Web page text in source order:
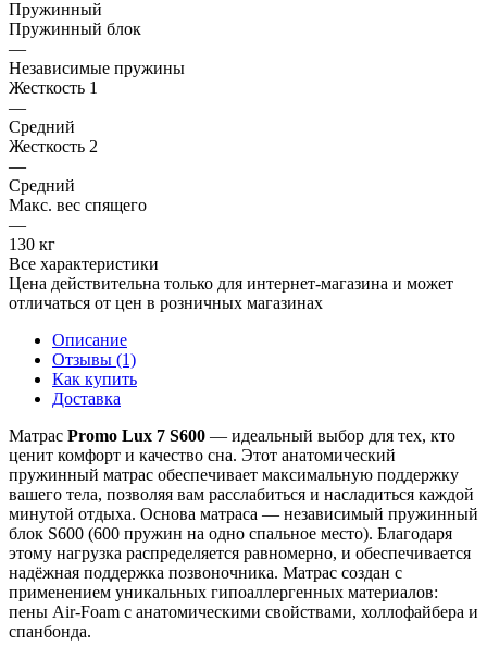
Пружинный
Пружинный блок
—
Независимые пружины
Жесткость 1
—
Средний
Жесткость 2
—
Средний
Макс. вес спящего
—
130 кг
Все характеристики
Цена действительна только для интернет-магазина и может
отличаться от цен в розничных магазинах
Описание
Отзывы (1)
Как купить
Доставка
Матрас Promo Lux 7 S600 — идеальный выбор для тех, кто
ценит комфорт и качество сна. Этот анатомический
пружинный матрас обеспечивает максимальную поддержку
вашего тела, позволяя вам расслабиться и насладиться каждой
минутой отдыха. Основа матраса — независимый пружинный
блок S600 (600 пружин на одно спальное место). Благодаря
этому нагрузка распределяется равномерно, и обеспечивается
надёжная поддержка позвоночника. Матрас создан с
применением уникальных гипоаллергенных материалов:
пены Air-Foam с анатомическими свойствами, холлофайбера и
спанбонда.